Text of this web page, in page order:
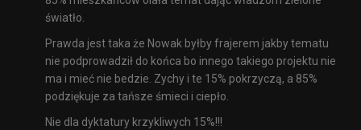
światło.
Prawda jest taka że Nowak byłby frajerem jakby tematu
nie podprowadził do końca bo innego takiego projektu nie
ma i mieć nie bedzie. Zychy i te 15% pokrzyczą, a 85%
podziękuje za tańsze śmieci i ciepło.
Nie dla dyktatury krzykliwych 15%!!!